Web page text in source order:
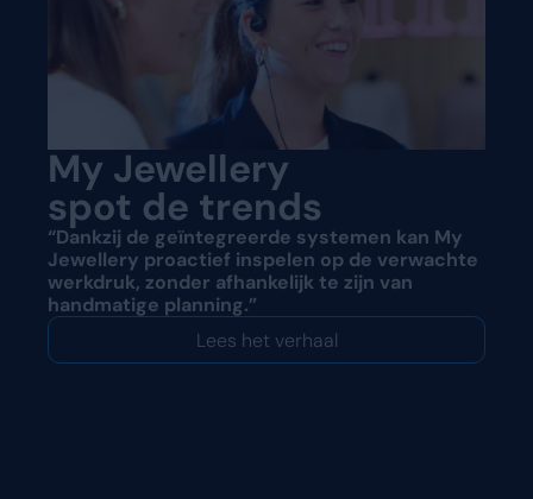
My Jewellery
spot de trends
“Dankzij de geïntegreerde systemen kan My
Jewellery proactief inspelen op de verwachte
werkdruk, zonder afhankelijk te zijn van
handmatige planning.”
Lees het verhaal